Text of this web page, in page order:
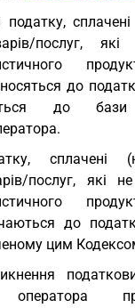
послуг,
до
до бази
сплачені
послуг, які
до
цим
оператора